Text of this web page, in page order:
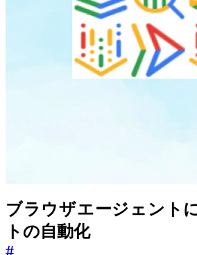
ブラウザエージェント
トの自動化
#